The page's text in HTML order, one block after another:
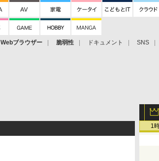
Webブラウザー 脆弱性 ドキュメント SNS
1